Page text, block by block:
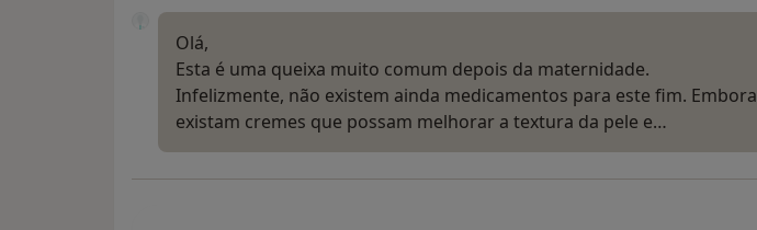
Olá,
Esta é uma queixa muito comum depois da maternidade.
Infelizmente, não existem ainda medicamentos para este fim. Embora
existam cremes que possam melhorar a textura da pele e…